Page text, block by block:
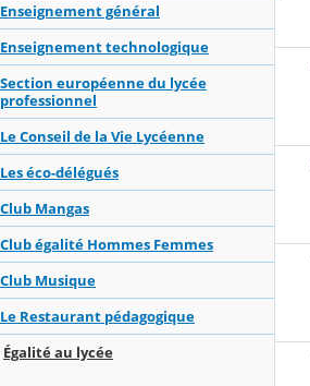
Enseignement général
Enseignement technologique
Section européenne du lycée
professionnel
Le Conseil de la Vie Lycéenne
Les éco-délégués
Club Mangas
Club égalité Hommes Femmes
Club Musique
Le Restaurant pédagogique
Égalité au lycée